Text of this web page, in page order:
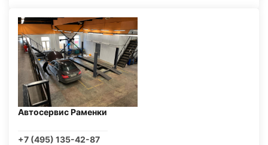
Автосервис Раменки
+7 (495) 135-42-87